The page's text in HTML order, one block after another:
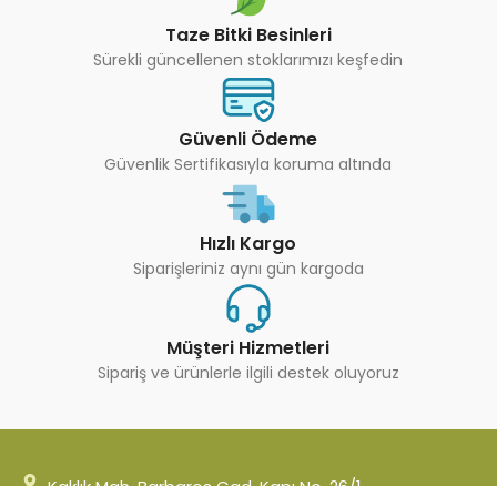
Taze Bitki Besinleri
Sürekli güncellenen stoklarımızı keşfedin
Güvenli Ödeme
Güvenlik Sertifikasıyla koruma altında
Hızlı Kargo
Siparişleriniz aynı gün kargoda
Müşteri Hizmetleri
Sipariş ve ürünlerle ilgili destek oluyoruz